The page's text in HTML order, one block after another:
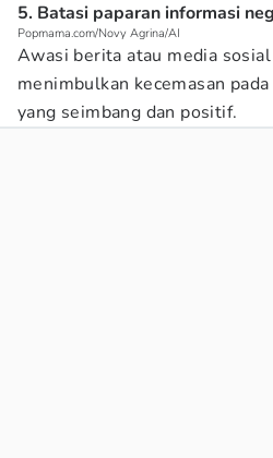
5. Batasi paparan informasi
Popmama.com/Novy Agrina/AI
Awasi berita atau media
menimbulkan kecemasan
yang seimbang dan positif.